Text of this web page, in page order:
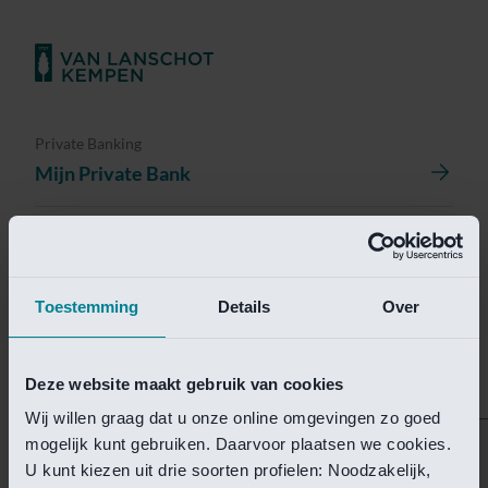
Toestemming Details Over
Deze website maakt gebruik van cookies
Wij willen graag dat u onze online omgevingen zo goed
mogelijk kunt gebruiken. Daarvoor plaatsen we cookies.
U kunt kiezen uit drie soorten profielen: Noodzakelijk,
Private Banking
Mijn Private Bank
Helaas is deze pagina